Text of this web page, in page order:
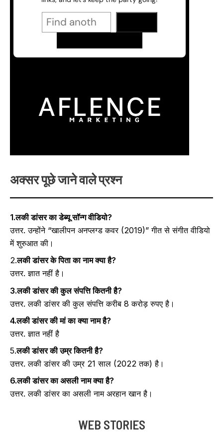
अक्सर पूछे जाने वाले प्रश्न
1.लकी डांसर का डेब्यू सॉन्ग वीडियो?
उत्तर. उन्होंने “खालीपन अनप्लग्ड कवर (2019)” गीत से संगीत वीडियो
में शुरुआत की।
2.लकी डांसर के पिता का नाम क्या है?
उत्तर. ज्ञात नहीं है।
3.लकी डांसर की कुल संपत्ति कितनी है?
उत्तर. लकी डांसर की कुल संपत्ति करीब 8 करोड़ रुपए है।
4.लकी डांसर की मां का क्या नाम है?
उत्तर. ज्ञात नहीं है
5.लकी डांसर की उम्र कितनी है?
उत्तर. लकी डांसर की उम्र 21 साल (2022 तक) है।
6.लकी डांसर का असली नाम क्या है?
उत्तर. लकी डांसर का असली नाम अरहान खान है।
WEB STORIES